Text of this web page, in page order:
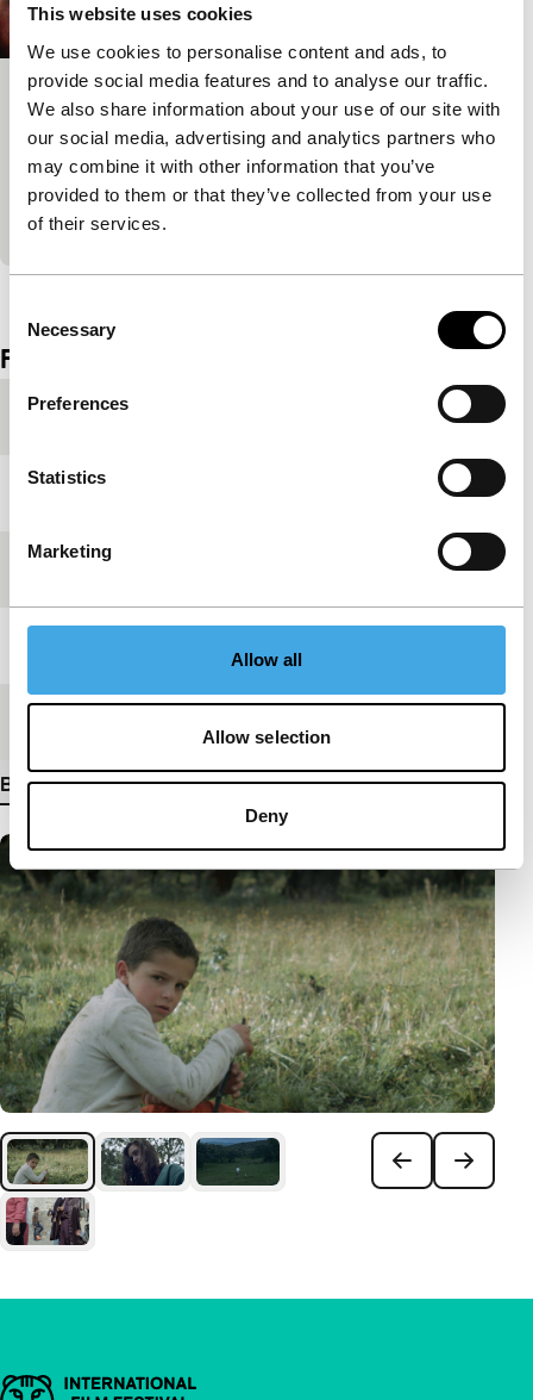
This website uses cookies
We use cookies to personalise content and ads, to
provide social media features and to analyse our traffic.
We also share information about your use of our site with
our social media, advertising and analytics partners who
may combine it with other information that you’ve
provided to them or that they’ve collected from your use
of their services.
Selection
Necessary
Preferences
Statistics
Marketing
Allow all
Allow selection
Deny
Joy in People
Voices Short
Een man wil bij elke groep mensen horen die hij
tegenkomt. Levendige, guerrilla-achtige film over de
complexe regels en verlokkingen van ergens bij ho
Film details
Productielanden
Festivaleditie
Bekijk meer details
Belangrijke links